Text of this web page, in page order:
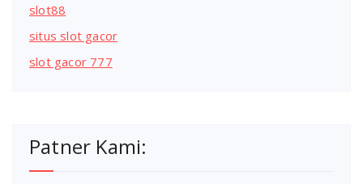
slot88
situs slot gacor
slot gacor 777
Patner Kami: